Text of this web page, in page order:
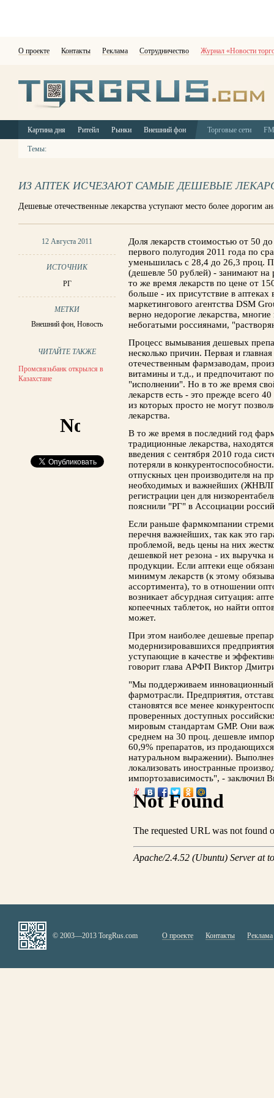
О проекте Контакты Реклама Сотрудничество Журнал «Новости
Картина дня Ритейл Рынки Внешний фон Торговые сети
Темы:
ИЗ АПТЕК ИСЧЕЗАЮТ САМЫЕ ДЕШЕВЫЕ
Дешевые отечественные лекарства уступают место более дорогим
12 Августа 2011
ИСТОЧНИК
РГ
МЕТКИ
Внешний фон,Новость
ЧИТАЙТЕ ТАКЖЕ
Промсвязьбанк открылся в
Казахстане
Доля лекарств стоимостью от 50
первого полугодия 2011 года по
уменьшилась с 28,4 до 26,3 проц.
(дешевле 50 рублей) - занимают
то же время лекарств по цене от
больше - их присутствие в
маркетингового агентства DSM
верно недорогие лекарства,
небогатыми россиянами,
Процесс вымывания дешевых
несколько причин. Первая и
отечественным фармзаводам,
витамины и т.д., и предпочитают
"исполнении". Но в то же время
лекарств есть - это прежде всего
из которых просто не могут
лекарства.
В то же время в последний год
традиционные лекарства,
введения с сентября 2010 года
потеряли в
отпускных цен производителя на
необходимых и важнейших
регистрации цен для
пояснили "РГ" в Ассоциации
Если раньше фармкомпании
перечня важнейших, так как это
проблемой, ведь цены на них
дешевкой нет резона - их выручка
продукции. Если аптеки еще
минимум лекарств (к этому
ассортимента), то в отношении
возникает абсурдная ситуация:
копеечных таблеток, но найти
может.
При этом наиболее дешевые
модернизировавшихся
уступающие в качестве и
говорит глава АРФП Виктор
"Мы поддерживаем инновационный
фармотрасли. Предприятия,
становятся все менее
проверенных доступных
мировым стандартам GMP. Они
среднем на 30 проц. дешевле
60,9% препаратов, из
натуральном выражении).
локализовать иностранные
импортозависимость", - заключил
© 2003—2013 TorgRus.com О проекте Контакты Реклама